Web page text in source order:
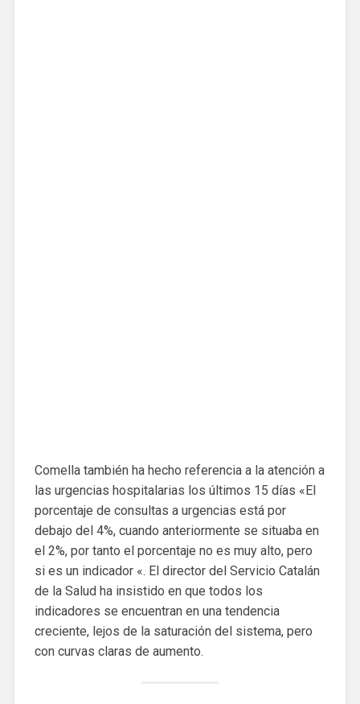
Comella también ha hecho referencia a la atención a
las urgencias hospitalarias los últimos 15 días «El
porcentaje de consultas a urgencias está por
debajo del 4%, cuando anteriormente se situaba en
el 2%, por tanto el porcentaje no es muy alto, pero
si es un indicador «. El director del Servicio Catalán
de la Salud ha insistido en que todos los
indicadores se encuentran en una tendencia
creciente, lejos de la saturación del sistema, pero
con curvas claras de aumento.